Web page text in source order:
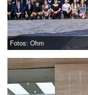
Fotos: Ohm